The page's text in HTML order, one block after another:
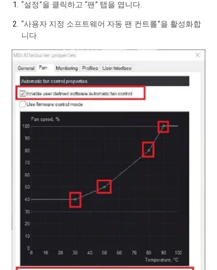
“설정”을 클릭하고 “팬” 탭을 엽니다.
“사용자 지정 소프트웨어 자동 팬 컨트롤”을 활성화합
니다.